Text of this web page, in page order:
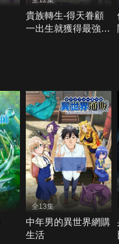
貴族轉生-得天眷顧
一出生就獲得最強力
全13集
中年男的異世界網購
生活